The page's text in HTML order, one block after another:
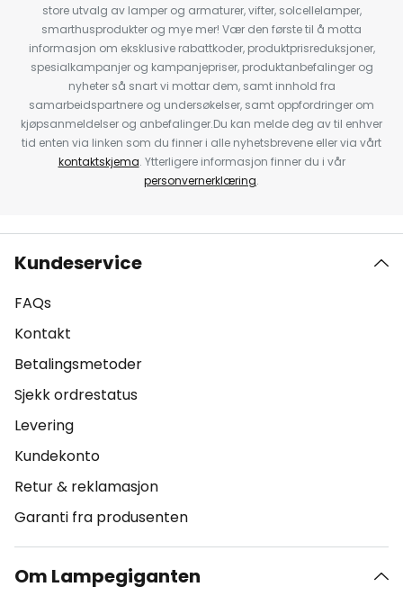
store utvalg av lamper og armaturer, vifter, solcellelamper,
smarthusprodukter og mye mer! Vær den første til å motta
informasjon om eksklusive rabattkoder, produktprisreduksjoner,
spesialkampanjer og kampanjepriser, produktanbefalinger og
nyheter så snart vi mottar dem, samt innhold fra
samarbeidspartnere og undersøkelser, samt oppfordringer om
kjøpsanmeldelser og anbefalinger.Du kan melde deg av til enhver
tid enten via linken som du finner i alle nyhetsbrevene eller via vårt
kontaktskjema. Ytterligere informasjon finner du i vår
personvernerklæring.
Kundeservice
FAQs
Kontakt
Betalingsmetoder
Sjekk ordrestatus
Levering
Kundekonto
Retur & reklamasjon
Garanti fra produsenten
Om Lampegiganten